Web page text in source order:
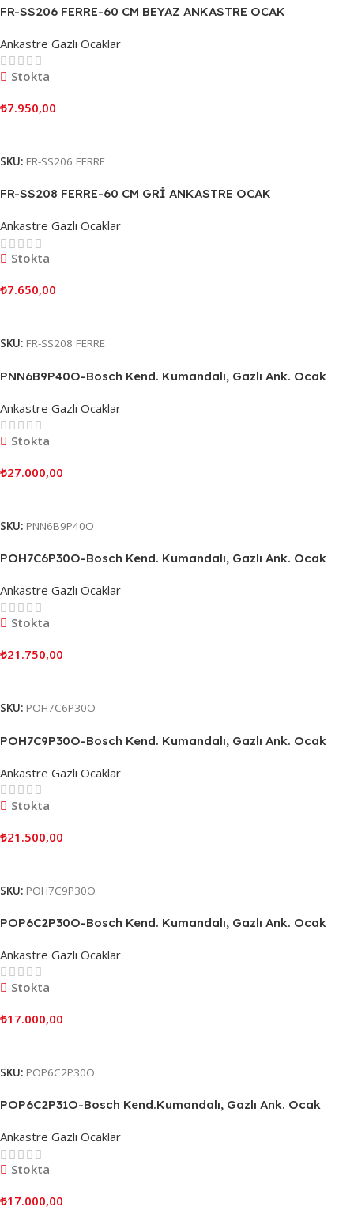
FR-SS206 FERRE-60 CM BEYAZ ANKASTRE OCAK
Ankastre Gazlı Ocaklar
Stokta
₺7.950,00
SKU: FR-SS206 FERRE
FR-SS208 FERRE-60 CM GRİ ANKASTRE OCAK
Ankastre Gazlı Ocaklar
Stokta
₺7.650,00
SKU: FR-SS208 FERRE
PNN6B9P40O-Bosch Kend. Kumandalı, Gazlı Ank. Ocak
Ankastre Gazlı Ocaklar
Stokta
₺27.000,00
SKU: PNN6B9P40O
POH7C6P30O-Bosch Kend. Kumandalı, Gazlı Ank. Ocak
Ankastre Gazlı Ocaklar
Stokta
₺21.750,00
SKU: POH7C6P30O
POH7C9P30O-Bosch Kend. Kumandalı, Gazlı Ank. Ocak
Ankastre Gazlı Ocaklar
Stokta
₺21.500,00
SKU: POH7C9P30O
POP6C2P30O-Bosch Kend. Kumandalı, Gazlı Ank. Ocak
Ankastre Gazlı Ocaklar
Stokta
₺17.000,00
SKU: POP6C2P30O
POP6C2P31O-Bosch Kend.Kumandalı, Gazlı Ank. Ocak
Ankastre Gazlı Ocaklar
Stokta
₺17.000,00